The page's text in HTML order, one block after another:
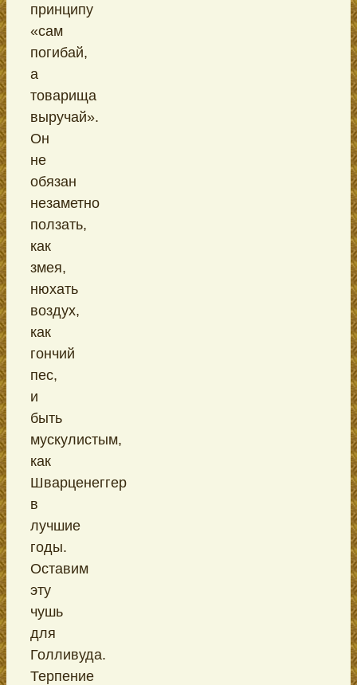
принципу
«сам
погибай,
а
товарища
выручай».
Он
не
обязан
незаметно
ползать,
как
змея,
нюхать
воздух,
как
гончий
пес,
и
быть
мускулистым,
как
Шварценеггер
в
лучшие
годы.
Оставим
эту
чушь
для
Голливуда.
Терпение